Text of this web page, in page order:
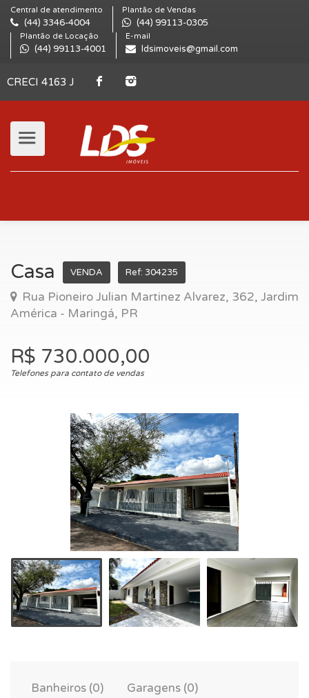
Central de atendimento
(44) 3346-4004
Plantão de Vendas
(44) 99113-0305
Plantão de Locação
(44) 99113-4001
E-mail
ldsimoveis@gmail.com
CRECI 4163 J
Casa VENDA Ref: 304235
Rua Pioneiro Julian Martinez Alvarez, 362, Jardim
América - Maringá, PR
R$ 730.000,00
Telefones para contato de vendas
Banheiros (0)
Garagens (0)